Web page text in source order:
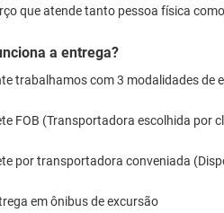
que atende tanto pessoa física
a entrega?
trabalhamos com 3 modalidades de
FOB (Transportadora escolhida por
por transportadora conveniada
em ônibus de excursão